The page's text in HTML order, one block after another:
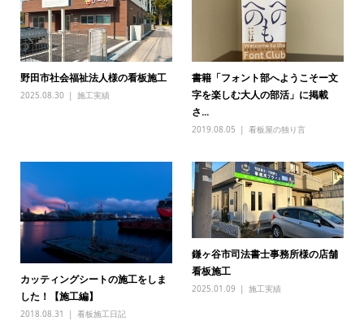
野田市社会福祉法人様の看板施工
2025.08.30 施工実績
書籍「フォント部へようこそー文
字を楽しむ大人の部活」に掲載
さ...
2019.08.05 看板屋の独り言
カッティングシートの施工をしま
した！【施工編】
2018.08.31 看板施工日記
鎌ヶ谷市司法書士事務所様の店舗
看板施工
2025.01.09 施工実績